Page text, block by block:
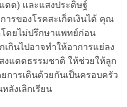
ดด) และแสงประดิษฐ์
ารของโรคสะเก็ดเงินได้ คุณ
ดยไม่ปรึกษาแพทย์ก่อน
เกินไปอาจทำให้อาการแย่ลง
แดดธรรมชาติ ให้ช่วยให้ลูก
การเดินด้วยกันเป็นครอบครัว
ลังเลิกเรียน